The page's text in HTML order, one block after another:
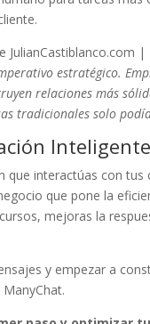
estratégico.
relaciones más
tradicionales solo
interactúas con
que pone la
mejoras la
y empezar a